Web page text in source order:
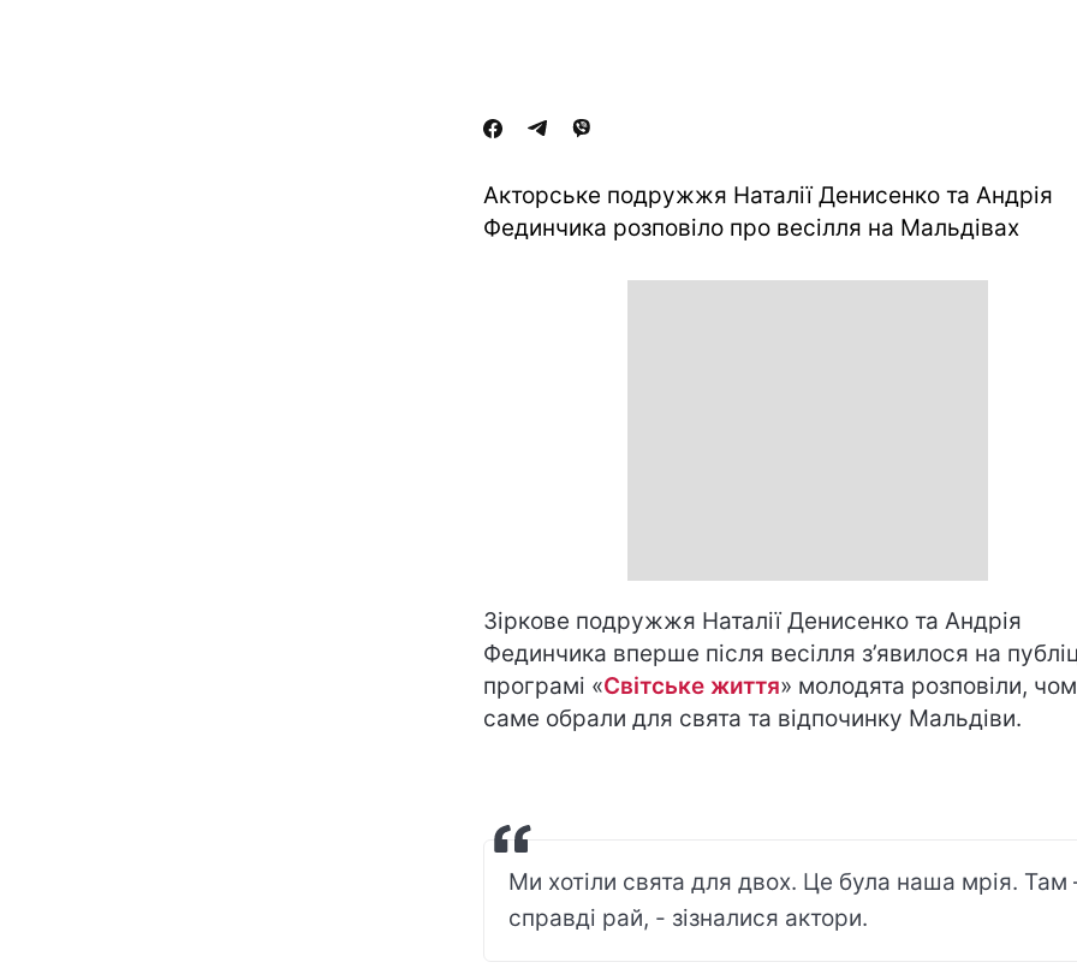
Акторське подружжя Наталії Денисенко та Андрія
Фединчика розповіло про весілля на Мальдівах
Зіркове подружжя Наталії Денисенко та Андрія
Фединчика вперше після весілля з’явилося на
програмі «Світське життя» молодята розповіли,
саме обрали для свята та відпочинку Мальдіви.
Ми хотіли свята для двох. Це була наша мрія. Там
справді рай, - зізналися актори.